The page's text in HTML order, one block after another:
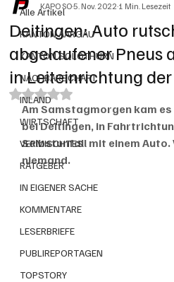
Alle Artikel
KANTON AARGAU
KANTON SOLOTHURN
NACHBARSCHAFT
INLAND
WIRTSCHAFT
VERMISCHTES
RATGEBER
IN EIGENER SACHE
KOMMENTARE
LESERBRIEFE
PUBLIREPORTAGEN
TOPSTORY
Deitingen: Auto
abgelaufener Pneus
in Leiteinrichtung
KAPO SO5. Nov. 20221 Min. Lesezeit
Mit NaN von 5 Sternen
Am Samstagmorgen kam
bei Deitingen, in
Selbstunfall mit einem
niemand.